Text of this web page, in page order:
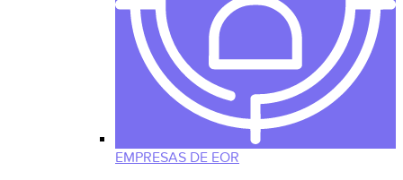
EMPRESAS DE EOR